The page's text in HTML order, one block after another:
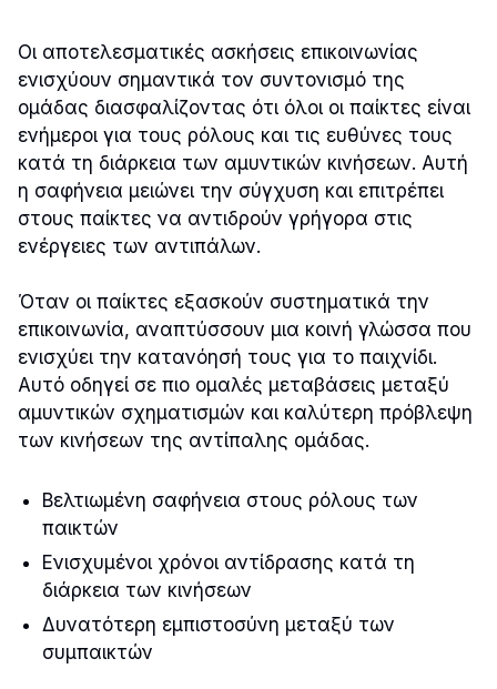
Οι αποτελεσματικές ασκήσεις επικοινωνίας
ενισχύουν σημαντικά τον συντονισμό της
ομάδας διασφαλίζοντας ότι όλοι οι παίκτες είναι
ενήμεροι για τους ρόλους και τις ευθύνες τους
κατά τη διάρκεια των αμυντικών κινήσεων. Αυτή
η σαφήνεια μειώνει την σύγχυση και επιτρέπει
στους παίκτες να αντιδρούν γρήγορα στις
ενέργειες των αντιπάλων.
Όταν οι παίκτες εξασκούν συστηματικά την
επικοινωνία, αναπτύσσουν μια κοινή γλώσσα που
ενισχύει την κατανόησή τους για το παιχνίδι.
Αυτό οδηγεί σε πιο ομαλές μεταβάσεις μεταξύ
αμυντικών σχηματισμών και καλύτερη πρόβλεψη
των κινήσεων της αντίπαλης ομάδας.
Βελτιωμένη σαφήνεια στους ρόλους των
παικτών
Ενισχυμένοι χρόνοι αντίδρασης κατά τη
διάρκεια των κινήσεων
Δυνατότερη εμπιστοσύνη μεταξύ των
συμπαικτών